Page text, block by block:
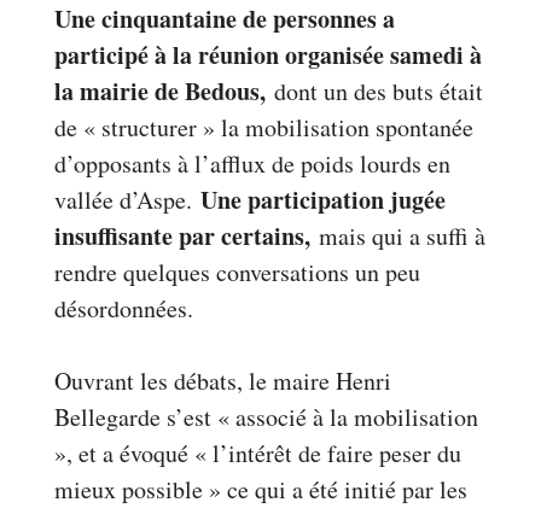
Une cinquantaine de personnes a
participé à la réunion organisée samedi à
la mairie de Bedous,dont un des buts était
de « structurer » la mobilisation spontanée
d’opposants à l’afflux de poids lourds en
vallée d’Aspe. Une participation jugée
insuffisante par certains,mais qui a suffi à
rendre quelques conversations un peu
désordonnées.
Ouvrant les débats, le maire Henri
Bellegarde s’est « associé à la mobilisation
», et a évoqué « l’intérêt de faire peser du
mieux possible » ce qui a été initié par les